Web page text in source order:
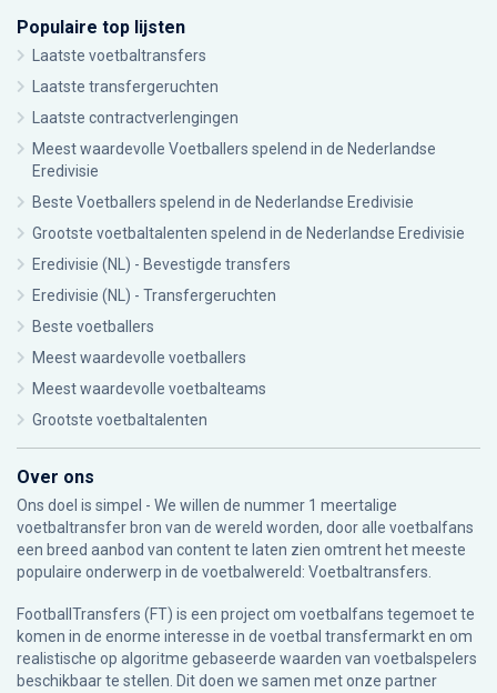
Populaire top lijsten
Laatste voetbaltransfers
Laatste transfergeruchten
Laatste contractverlengingen
Meest waardevolle Voetballers spelend in de Nederlandse
Eredivisie
Beste Voetballers spelend in de Nederlandse Eredivisie
Grootste voetbaltalenten spelend in de Nederlandse Eredivisie
Eredivisie (NL) - Bevestigde transfers
Eredivisie (NL) - Transfergeruchten
Beste voetballers
Meest waardevolle voetballers
Meest waardevolle voetbalteams
Grootste voetbaltalenten
Over ons
Ons doel is simpel - We willen de nummer 1 meertalige
voetbaltransfer bron van de wereld worden, door alle voetbalfans
een breed aanbod van content te laten zien omtrent het meeste
populaire onderwerp in de voetbalwereld: Voetbaltransfers.
FootballTransfers (FT) is een project om voetbalfans tegemoet te
komen in de enorme interesse in de voetbal transfermarkt en om
realistische op algoritme gebaseerde waarden van voetbalspelers
beschikbaar te stellen. Dit doen we samen met onze partner